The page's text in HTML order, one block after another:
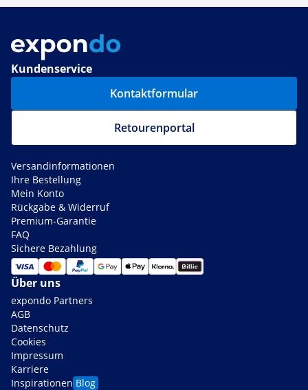
Kundenservice
Kontaktformular
Retourenportal
Versandinformationen
Ihre Bestellung
Mein Konto
Rückgabe & Widerruf
Premium-Garantie
FAQ
Sichere Bezahlung
Über uns
expondo Partners
AGB
Datenschutz
Cookies
Impressum
Karriere
Inspirationen Blog